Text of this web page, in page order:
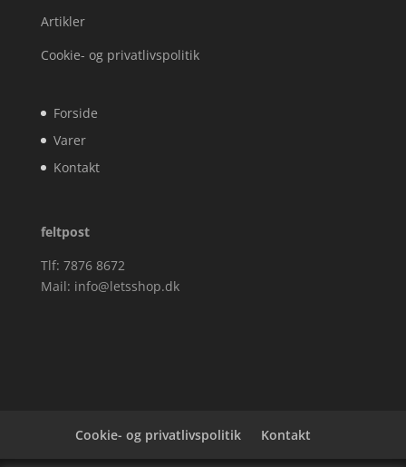
Artikler
Cookie- og privatlivspolitik
Forside
Varer
Kontakt
feltpost
Tlf: 7876 8672
Mail: info@letsshop.dk
Cookie- og privatlivspolitik Kontakt